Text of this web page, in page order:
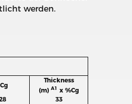
werden.
Thickness
(m) A1 x %Cg
33